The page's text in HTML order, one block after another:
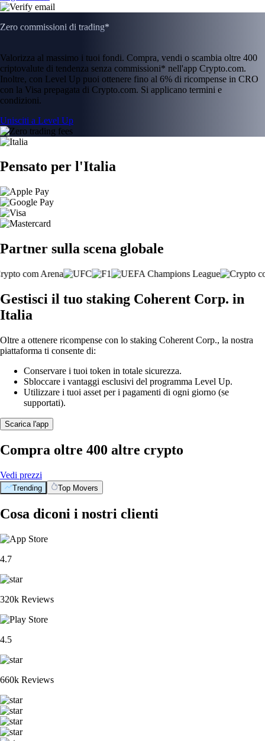
Zero commissioni di trading*
Valorizza al massimo i tuoi fondi. Compra, vendi o scambia oltre 400
criptovalute di tendenza senza commissioni* nell'app Crypto.com.
Inoltre, con Level Up puoi ottenere fino al 6% di ricompense in CRO
con la Visa prepagata di Crypto.com. Si applicano termini e
condizioni.
Unisciti a Level Up
Pensato per l'Italia
Partner sulla scena globale
Gestisci il tuo staking Coherent Corp. in
Italia
Oltre a ottenere ricompense con lo staking Coherent Corp., la nostra
piattaforma ti consente di:
Conservare i tuoi token in totale sicurezza.
Sbloccare i vantaggi esclusivi del programma Level Up.
Utilizzare i tuoi asset per i pagamenti di ogni giorno (se
supportati).
Scarica l'app
Compra oltre 400 altre crypto
Vedi prezzi
Trending Top Movers
Cosa diconi i nostri clienti
4.7
320k Reviews
4.5
660k Reviews